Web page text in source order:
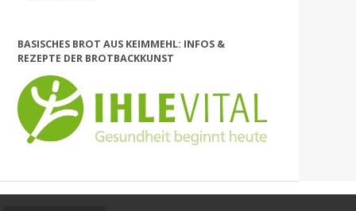
BASISCHES BROT AUS KEIMMEHL: INFOS &
REZEPTE DER BROTBACKKUNST